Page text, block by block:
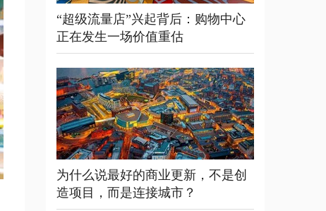
“超级流量店”兴起背后：购物中心
正在发生一场价值重估
为什么说最好的商业更新，不是创
造项目，而是连接城市？